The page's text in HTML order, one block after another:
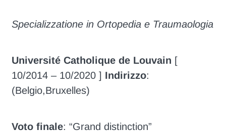
Specializzatione in Ortopedia e Traumaologia
Université Catholique de Louvain [
10/2014 – 10/2020 ] Indirizzo:
(Belgio,Bruxelles)
Voto finale: “Grand distinction”